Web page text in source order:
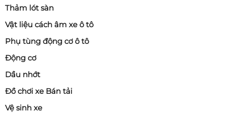
Thảm lót sàn
Vật liệu cách âm xe ô tô
Phụ tùng động cơ ô tô
Động cơ
Dầu nhớt
Đồ chơi xe Bán tải
Vệ sinh xe